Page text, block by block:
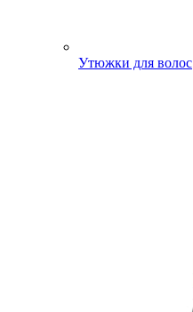
Утюжки для волос